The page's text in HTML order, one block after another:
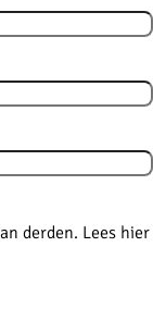
derden. Lees hier